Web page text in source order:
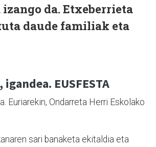
da. Etxeberrieta
daude familiak eta
igandea. EUSFESTA
Euriarekin, Ondarreta Herri Eskolako
sari banaketa ekitaldia eta